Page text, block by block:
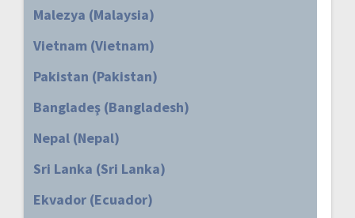
Malezya (Malaysia)
Vietnam (Vietnam)
Pakistan (Pakistan)
Bangladeş (Bangladesh)
Nepal (Nepal)
Sri Lanka (Sri Lanka)
Ekvador (Ecuador)